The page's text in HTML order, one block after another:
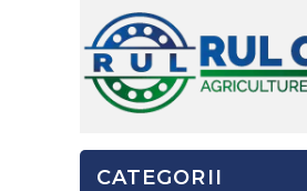
CATEGORII